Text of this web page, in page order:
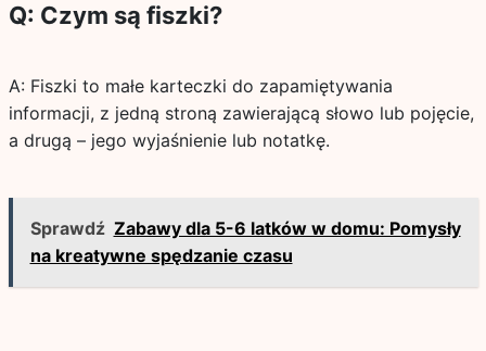
Q: Czym są fiszki?
A: Fiszki to małe karteczki do zapamiętywania
informacji, z jedną stroną zawierającą słowo lub pojęcie,
a drugą – jego wyjaśnienie lub notatkę.
Sprawdź Zabawy dla 5-6 latków w domu: Pomysły
na kreatywne spędzanie czasu